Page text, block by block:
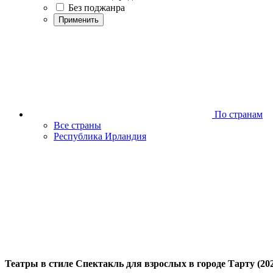
Без поджанра
Применить
По странам
Все страны
Республика Ирландия
Театры в стиле Спектакль для взрослых в городе Тарту